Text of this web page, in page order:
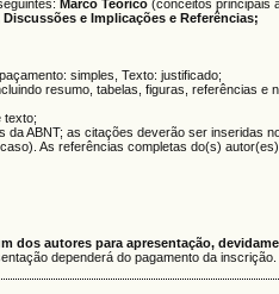
Marco Teórico (conceitos principais
Discussões e Implicações e Referências;
simples, Texto: justificado;
resumo, tabelas, figuras, referências e
texto;
ABNT; as citações deverão ser inseridas
As referências completas do(s)
dos autores para apresentação,
dependerá do pagamento da inscrição.